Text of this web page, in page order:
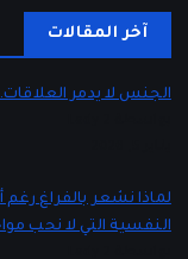
آخر المقالات
الجنس لا يدمر
لماذا نشعر بالفراغ رغم
النفسية التي لا نحب